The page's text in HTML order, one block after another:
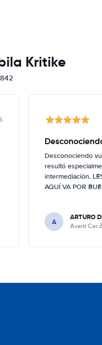
Kritike
Desconociendo
resultó
intermediación.
AQUÍ VA POR
A ARTURO
Avant Car